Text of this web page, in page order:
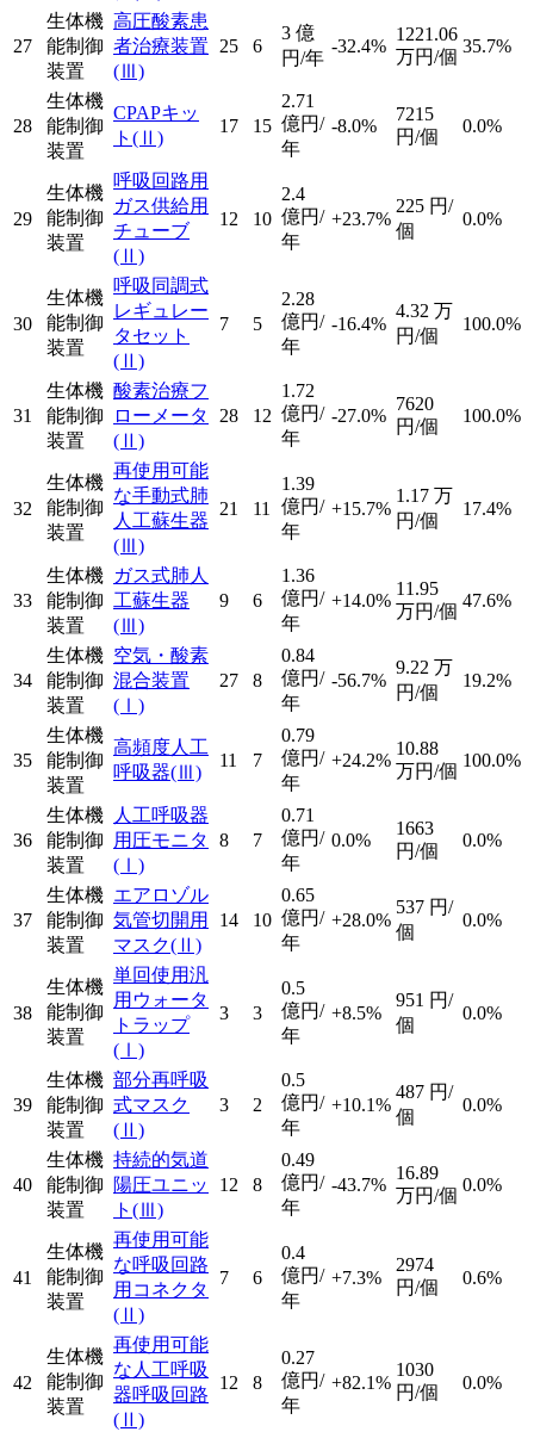
27
生体機
能制御
装置
高圧酸素患
者治療装置
(Ⅲ)
25 6
3 億
円/年
-32.4%
1221.06
万円/個
35.7%
28
生体機
能制御
装置
CPAPキッ
ト (Ⅱ)
17 15
2.71
億円/
年
-8.0%
7215
円/個
0.0%
29
生体機
能制御
装置
呼吸回路用
ガス供給用
チューブ
(Ⅱ)
12 10
2.4
億円/
年
+23.7%
225 円/
個
0.0%
30
生体機
能制御
装置
呼吸同調式
レギュレー
タセット
(Ⅱ)
7 5
2.28
億円/
年
-16.4%
4.32 万
円/個
100.0%
31
生体機
能制御
装置
酸素治療フ
ローメータ
(Ⅱ)
28 12
1.72
億円/
年
-27.0%
7620
円/個
100.0%
32
生体機
能制御
装置
再使用可能
な手動式肺
人工蘇生器
(Ⅲ)
21 11
1.39
億円/
年
+15.7%
1.17 万
円/個
17.4%
33
生体機
能制御
装置
ガス式肺人
工蘇生器
(Ⅲ)
9 6
1.36
億円/
年
+14.0%
11.95
万円/個
47.6%
34
生体機
能制御
装置
空気・酸素
混合装置
(Ⅰ)
27 8
0.84
億円/
年
-56.7%
9.22 万
円/個
19.2%
35
生体機
能制御
装置
高頻度人工
呼吸器(Ⅲ)
11 7
0.79
億円/
年
+24.2%
10.88
万円/個
100.0%
36
生体機
能制御
装置
人工呼吸器
用圧モニタ
(Ⅰ)
8 7
0.71
億円/
年
0.0%
1663
円/個
0.0%
37
生体機
能制御
装置
エアロゾル
気管切開用
マスク(Ⅱ)
14 10
0.65
億円/
年
+28.0%
537 円/
個
0.0%
38
生体機
能制御
装置
単回使用汎
用ウォータ
トラップ
(Ⅰ)
3 3
0.5
億円/
年
+8.5%
951 円/
個
0.0%
39
生体機
能制御
装置
部分再呼吸
式マスク
(Ⅱ)
3 2
0.5
億円/
年
+10.1%
487 円/
個
0.0%
40
生体機
能制御
装置
持続的気道
陽圧ユニッ
ト (Ⅲ)
12 8
0.49
億円/
年
-43.7%
16.89
万円/個
0.0%
41
生体機
能制御
装置
再使用可能
な呼吸回路
用コネクタ
(Ⅱ)
7 6
0.4
億円/
年
+7.3%
2974
円/個
0.6%
42
生体機
能制御
装置
再使用可能
な人工呼吸
器呼吸回路
(Ⅱ)
12 8
0.27
億円/
年
+82.1%
1030
円/個
0.0%